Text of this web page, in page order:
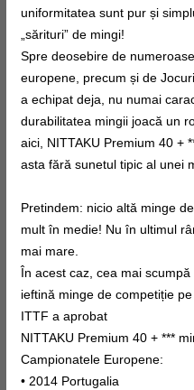
uniformitatea sunt pur și
„sărituri” de mingi!
Spre deosebire de
europene, precum și de
a echipat deja, nu numai
durabilitatea mingii joacă un
aici, NITTAKU Premium 40 +
asta fără sunetul tipic al unei
Pretindem: nicio altă minge
mult în medie! Nu în ultimul
mai mare.
În acest caz, cea mai
ieftină minge de competiție
ITTF a aprobat
NITTAKU Premium 40 + ***
Campionatele Europene:
• 2014 Portugalia